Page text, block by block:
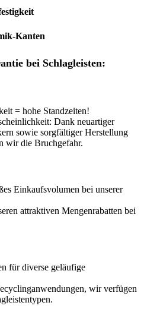
Kanten
bei Schlagleisten:
= hohe Standzeiten!
Dank neuartiger
sowie sorgfältiger Herstellung
wir die Bruchgefahr.
Einkaufsvolumen bei unserer
attraktiven Mengenrabatten bei
für diverse geläufige
wir verfügen